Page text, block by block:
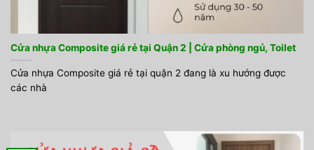
Cửa nhựa Composite giá rẻ tại Quận 2 | Cửa phòng ngủ, Toilet
Cửa nhựa Composite giá rẻ tại quận 2 đang là xu hướng được
các nhà